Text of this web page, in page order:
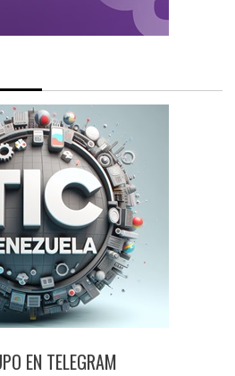
EN TELEGRAM